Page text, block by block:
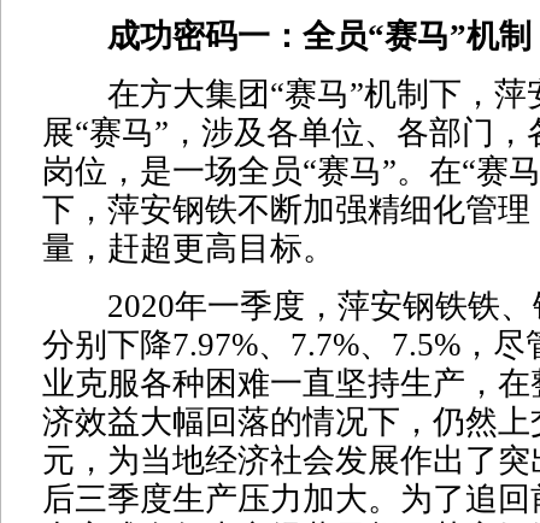
成功密码一：全员“赛马”机制
在方大集团“赛马”机制下，萍
展“赛马”，涉及各单位、各部门
岗位，是一场全员“赛马”。在“赛
下，萍安钢铁不断加强精细化管
量，赶超更高目标。
2020年一季度，萍安钢铁铁、
分别下降7.97%、7.7%、7.5%，
业克服各种困难一直坚持生产，
济效益大幅回落的情况下，仍然上
元，为当地经济社会发展作出了
后三季度生产压力加大。为了追回